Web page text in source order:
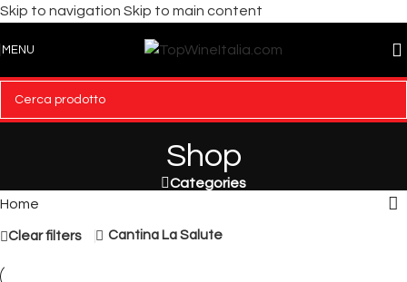
Skip to navigation Skip to main content
MENU
Shop
Categories
Home
Clear filters Cantina La Salute